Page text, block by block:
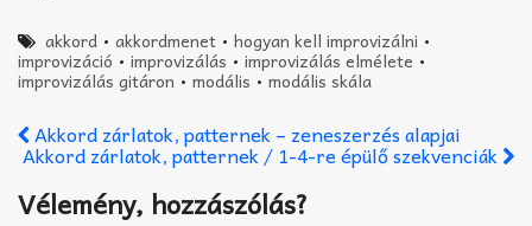
akkord •akkordmenet •hogyan kell improvizálni •
improvizáció • improvizálás • improvizálás elmélete •
improvizálás gitáron • modális •modális skála
Akkord zárlatok, patternek – zeneszerzés alapjai
Akkord zárlatok, patternek / 1-4-re épülő szekvenciák
Vélemény, hozzászólás?